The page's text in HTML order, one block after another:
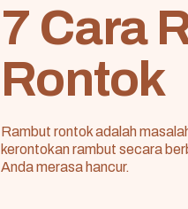
7 Cara
Rontok
Rambut rontok adalah
kerontokan rambut secara
Anda merasa hancur.